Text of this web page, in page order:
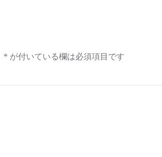
* が付いている欄は必須項目です